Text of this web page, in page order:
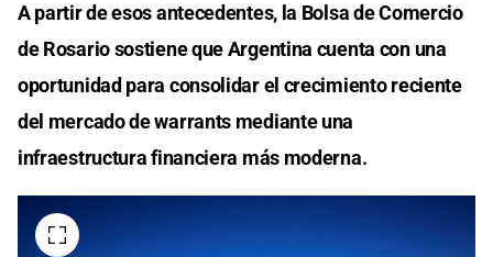
A partir de esos antecedentes, la Bolsa de Comercio
de Rosario sostiene que Argentina cuenta con una
oportunidad para consolidar el crecimiento reciente
del mercado de warrants mediante una
infraestructura financiera más moderna.